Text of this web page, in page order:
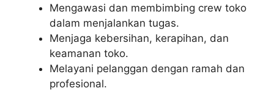
Mengawasi dan membimbing crew toko
dalam menjalankan tugas.
Menjaga kebersihan, kerapihan, dan
keamanan toko.
Melayani pelanggan dengan ramah dan
profesional.